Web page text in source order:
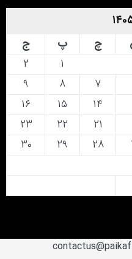
چ پ ج
۲
۷ ۸
۹
۱۴ ۱۵
۱۶
۲۱ ۲۲
۲۳
۲۸ ۲۹
۳۰